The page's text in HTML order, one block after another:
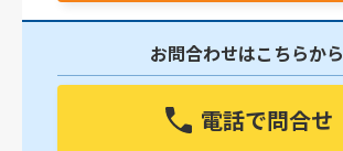
お問合わせはこちらから
電話で問合せ